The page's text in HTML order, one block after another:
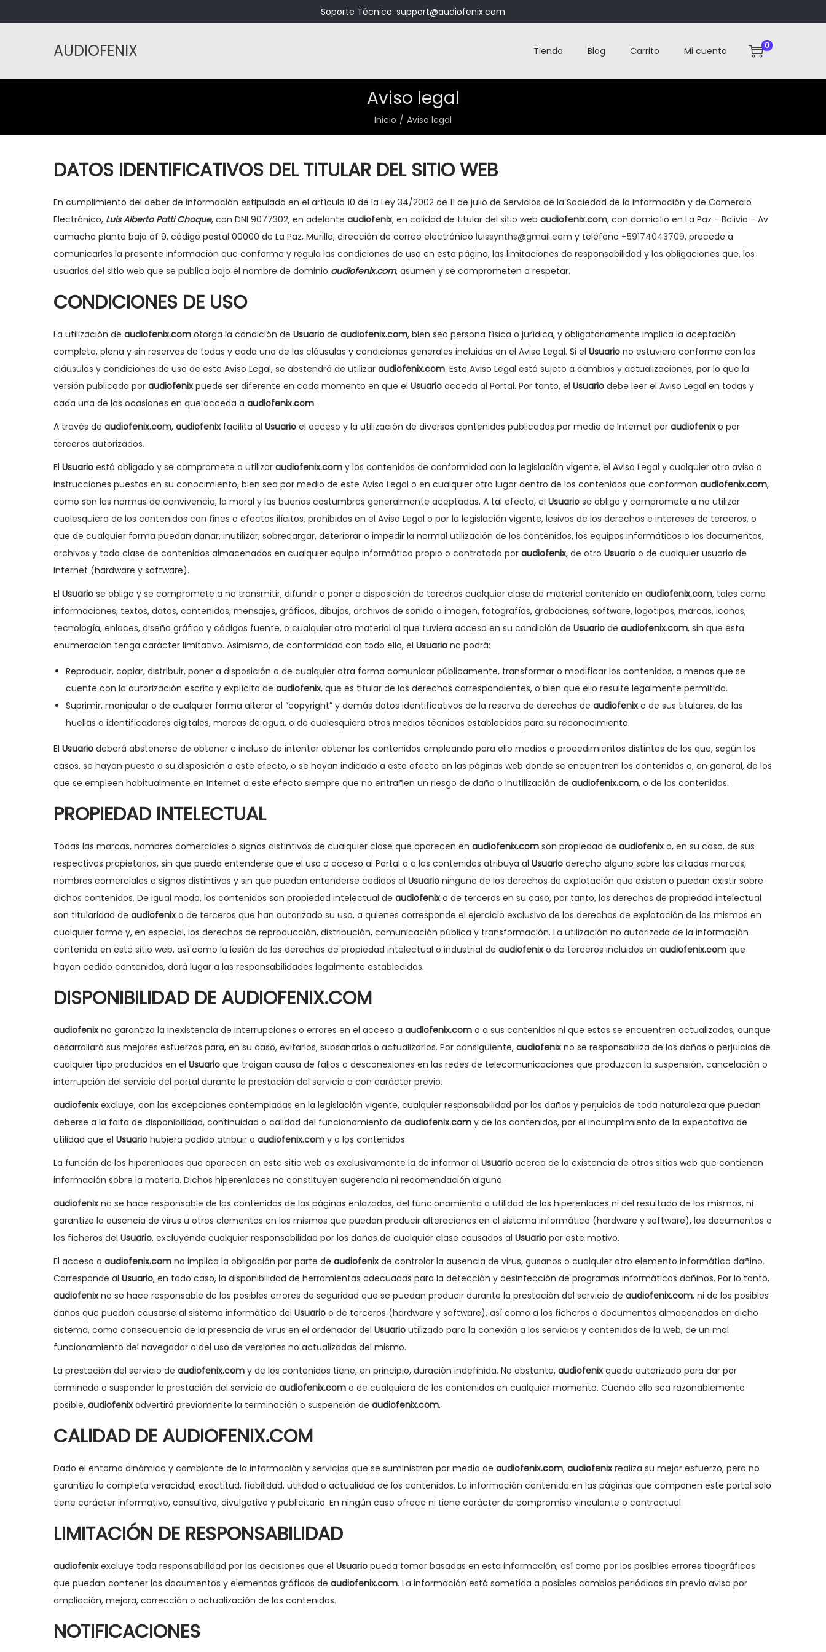
Soporte Técnico: support@audiofenix.com
S
a
a
n
a
i
ó
n
S
a
c
o
i
o
AUDIOFENIX Tienda Blog Carrito Mi cuenta 0
Aviso legal
Inicio / Aviso legal
DATOS IDENTIFICATIVOS DEL TITULAR DEL SITIO WEB
En cumplimiento del deber de información estipulado en el artículo 10 de la Ley 34/2002 de 11 de julio de Servicios de la Sociedad de la Información y de Comercio
Electrónico, Luis Alberto Patti Choque, con DNI 9077302, en adelante audiofenix, en calidad de titular del sitio web audiofenix.com, con domicilio en La Paz - Bolivia - Av
camacho planta baja of 9, código postal 00000 de La Paz, Murillo, dirección de correo electrónico luissynths@gmail.com y teléfono +59174043709, procede a
comunicarles la presente información que conforma y regula las condiciones de uso en esta página, las limitaciones de responsabilidad y las obligaciones que, los
usuarios del sitio web que se publica bajo el nombre de dominio audiofenix.com, asumen y se comprometen a respetar.
CONDICIONES DE USO
La utilización de audiofenix.com otorga la condición de Usuario de audiofenix.com, bien sea persona física o jurídica, y obligatoriamente implica la aceptación
completa, plena y sin reservas de todas y cada una de las cláusulas y condiciones generales incluidas en el Aviso Legal. Si el Usuario no estuviera conforme con las
cláusulas y condiciones de uso de este Aviso Legal, se abstendrá de utilizar audiofenix.com. Este Aviso Legal está sujeto a cambios y actualizaciones, por lo que la
versión publicada por audiofenix puede ser diferente en cada momento en que el Usuario acceda al Portal. Por tanto, el Usuario debe leer el Aviso Legal en todas y
cada una de las ocasiones en que acceda a audiofenix.com.
A través de audiofenix.com, audiofenix facilita al Usuario el acceso y la utilización de diversos contenidos publicados por medio de Internet por audiofenix o por
terceros autorizados.
El Usuario está obligado y se compromete a utilizar audiofenix.com y los contenidos de conformidad con la legislación vigente, el Aviso Legal y cualquier otro aviso o
instrucciones puestos en su conocimiento, bien sea por medio de este Aviso Legal o en cualquier otro lugar dentro de los contenidos que conforman audiofenix.com,
como son las normas de convivencia, la moral y las buenas costumbres generalmente aceptadas. A tal efecto, el Usuario se obliga y compromete a no utilizar
cualesquiera de los contenidos con fines o efectos ilícitos, prohibidos en el Aviso Legal o por la legislación vigente, lesivos de los derechos e intereses de terceros, o
que de cualquier forma puedan dañar, inutilizar, sobrecargar, deteriorar o impedir la normal utilización de los contenidos, los equipos informáticos o los documentos,
archivos y toda clase de contenidos almacenados en cualquier equipo informático propio o contratado por audiofenix, de otro Usuario o de cualquier usuario de
Internet (hardware y software).
El Usuario se obliga y se compromete a no transmitir, difundir o poner a disposición de terceros cualquier clase de material contenido en audiofenix.com, tales como
informaciones, textos, datos, contenidos, mensajes, gráficos, dibujos, archivos de sonido o imagen, fotografías, grabaciones, software, logotipos, marcas, iconos,
tecnología, enlaces, diseño gráfico y códigos fuente, o cualquier otro material al que tuviera acceso en su condición de Usuario de audiofenix.com, sin que esta
enumeración tenga carácter limitativo. Asimismo, de conformidad con todo ello, el Usuario no podrá:
Reproducir, copiar, distribuir, poner a disposición o de cualquier otra forma comunicar públicamente, transformar o modificar los contenidos, a menos que se
cuente con la autorización escrita y explícita de audiofenix, que es titular de los derechos correspondientes, o bien que ello resulte legalmente permitido.
Suprimir, manipular o de cualquier forma alterar el “copyright” y demás datos identificativos de la reserva de derechos de audiofenix o de sus titulares, de las
huellas o identificadores digitales, marcas de agua, o de cualesquiera otros medios técnicos establecidos para su reconocimiento.
El Usuario deberá abstenerse de obtener e incluso de intentar obtener los contenidos empleando para ello medios o procedimientos distintos de los que, según los
casos, se hayan puesto a su disposición a este efecto, o se hayan indicado a este efecto en las páginas web donde se encuentren los contenidos o, en general, de los
que se empleen habitualmente en Internet a este efecto siempre que no entrañen un riesgo de daño o inutilización de audiofenix.com, o de los contenidos.
PROPIEDAD INTELECTUAL
Todas las marcas, nombres comerciales o signos distintivos de cualquier clase que aparecen en audiofenix.com son propiedad de audiofenix o, en su caso, de sus
respectivos propietarios, sin que pueda entenderse que el uso o acceso al Portal o a los contenidos atribuya al Usuario derecho alguno sobre las citadas marcas,
nombres comerciales o signos distintivos y sin que puedan entenderse cedidos al Usuario ninguno de los derechos de explotación que existen o puedan existir sobre
dichos contenidos. De igual modo, los contenidos son propiedad intelectual de audiofenix o de terceros en su caso, por tanto, los derechos de propiedad intelectual
son titularidad de audiofenix o de terceros que han autorizado su uso, a quienes corresponde el ejercicio exclusivo de los derechos de explotación de los mismos en
cualquier forma y, en especial, los derechos de reproducción, distribución, comunicación pública y transformación. La utilización no autorizada de la información
contenida en este sitio web, así como la lesión de los derechos de propiedad intelectual o industrial de audiofenix o de terceros incluidos en audiofenix.com que
hayan cedido contenidos, dará lugar a las responsabilidades legalmente establecidas.
DISPONIBILIDAD DE AUDIOFENIX.COM
audiofenix no garantiza la inexistencia de interrupciones o errores en el acceso a audiofenix.com o a sus contenidos ni que estos se encuentren actualizados, aunque
desarrollará sus mejores esfuerzos para, en su caso, evitarlos, subsanarlos o actualizarlos. Por consiguiente, audiofenix no se responsabiliza de los daños o perjuicios de
cualquier tipo producidos en el Usuario que traigan causa de fallos o desconexiones en las redes de telecomunicaciones que produzcan la suspensión, cancelación o
interrupción del servicio del portal durante la prestación del servicio o con carácter previo.
audiofenix excluye, con las excepciones contempladas en la legislación vigente, cualquier responsabilidad por los daños y perjuicios de toda naturaleza que puedan
deberse a la falta de disponibilidad, continuidad o calidad del funcionamiento de audiofenix.com y de los contenidos, por el incumplimiento de la expectativa de
utilidad que el Usuario hubiera podido atribuir a audiofenix.com y a los contenidos.
La función de los hiperenlaces que aparecen en este sitio web es exclusivamente la de informar al Usuario acerca de la existencia de otros sitios web que contienen
información sobre la materia. Dichos hiperenlaces no constituyen sugerencia ni recomendación alguna.
audiofenix no se hace responsable de los contenidos de las páginas enlazadas, del funcionamiento o utilidad de los hiperenlaces ni del resultado de los mismos, ni
garantiza la ausencia de virus u otros elementos en los mismos que puedan producir alteraciones en el sistema informático (hardware y software), los documentos o
los ficheros del Usuario, excluyendo cualquier responsabilidad por los daños de cualquier clase causados al Usuario por este motivo.
El acceso a audiofenix.com no implica la obligación por parte de audiofenix de controlar la ausencia de virus, gusanos o cualquier otro elemento informático dañino.
Corresponde al Usuario, en todo caso, la disponibilidad de herramientas adecuadas para la detección y desinfección de programas informáticos dañinos. Por lo tanto,
audiofenix no se hace responsable de los posibles errores de seguridad que se puedan producir durante la prestación del servicio de audiofenix.com, ni de los posibles
daños que puedan causarse al sistema informático del Usuario o de terceros (hardware y software), así como a los ficheros o documentos almacenados en dicho
sistema, como consecuencia de la presencia de virus en el ordenador del Usuario utilizado para la conexión a los servicios y contenidos de la web, de un mal
funcionamiento del navegador o del uso de versiones no actualizadas del mismo.
La prestación del servicio de audiofenix.com y de los contenidos tiene, en principio, duración indefinida. No obstante, audiofenix queda autorizado para dar por
terminada o suspender la prestación del servicio de audiofenix.com o de cualquiera de los contenidos en cualquier momento. Cuando ello sea razonablemente
posible, audiofenix advertirá previamente la terminación o suspensión de audiofenix.com.
CALIDAD DE AUDIOFENIX.COM
Dado el entorno dinámico y cambiante de la información y servicios que se suministran por medio de audiofenix.com, audiofenix realiza su mejor esfuerzo, pero no
garantiza la completa veracidad, exactitud, fiabilidad, utilidad o actualidad de los contenidos. La información contenida en las páginas que componen este portal solo
tiene carácter informativo, consultivo, divulgativo y publicitario. En ningún caso ofrece ni tiene carácter de compromiso vinculante o contractual.
LIMITACIÓN DE RESPONSABILIDAD
audiofenix excluye toda responsabilidad por las decisiones que el Usuario pueda tomar basadas en esta información, así como por los posibles errores tipográficos
que puedan contener los documentos y elementos gráficos de audiofenix.com. La información está sometida a posibles cambios periódicos sin previo aviso por
ampliación, mejora, corrección o actualización de los contenidos.
NOTIFICACIONES